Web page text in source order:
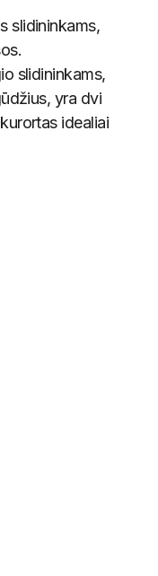
slidininkams,
slidininkams,
yra dvi
idealiai